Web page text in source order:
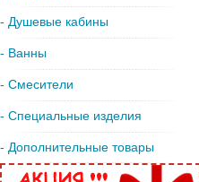
- Душевые кабины
- Ванны
- Смесители
- Специальные изделия
- Дополнительные товары